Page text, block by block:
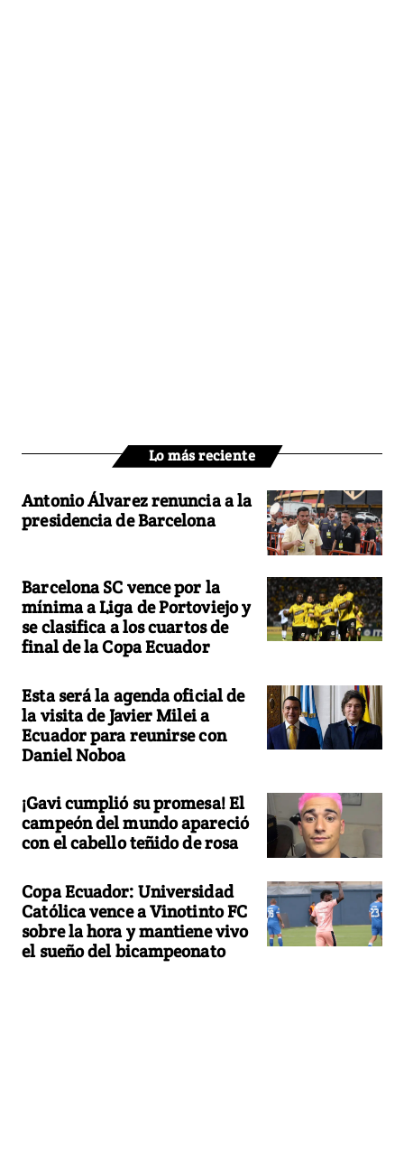
Lo más reciente
Antonio Álvarez renuncia a la
presidencia de Barcelona
Barcelona SC vence por la
mínima a Liga de Portoviejo y
se clasifica a los cuartos de
final de la Copa Ecuador
Esta será la agenda oficial de
la visita de Javier Milei a
Ecuador para reunirse con
Daniel Noboa
¡Gavi cumplió su promesa! El
campeón del mundo apareció
con el cabello teñido de rosa
Copa Ecuador: Universidad
Católica vence a Vinotinto FC
sobre la hora y mantiene vivo
el sueño del bicampeonato